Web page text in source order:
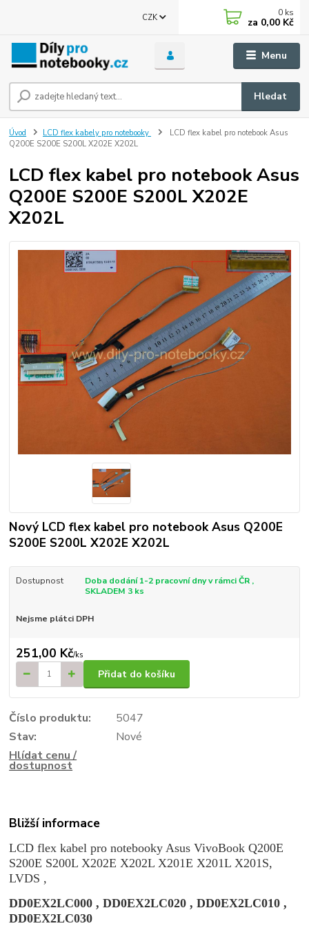
Menu
CZK
Hledat
0 ks
za 0,00 Kč
Úvod LCD flex kabely pro notebooky
LCD flex kabel pro notebook Asus
Q200E S200E S200L X202E X202L
LCD flex kabel pro notebook Asus
Q200E S200E S200L X202E
X202L
Nový LCD flex kabel pro notebook Asus Q200E
S200E S200L X202E X202L
Dostupnost
Doba dodání 1-2 pracovní dny v rámci ČR ,
SKLADEM 3 ks
Nejsme plátci DPH
251,00 Kč/ks
Přidat do košíku
Číslo produktu:
5047
Stav:
Nové
Hlídat cenu /
dostupnost
Bližší informace
LCD flex kabel pro notebooky Asus VivoBook Q200E
S200E S200L X202E X202L X201E X201L X201S,
LVDS ,
DD0EX2LC000 , DD0EX2LC020 , DD0EX2LC010 ,
DD0EX2LC030